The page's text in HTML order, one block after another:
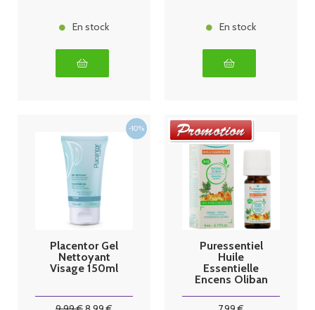
En stock En stock
Placentor Gel
Nettoyant
Visage 150ml
Puressentiel
Huile
Essentielle
Encens Oliban